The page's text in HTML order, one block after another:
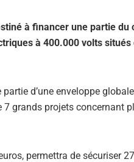
à financer une partie du
à 400.000 volts
d’une enveloppe
7 grands projets concernant
permettra de sécuriser